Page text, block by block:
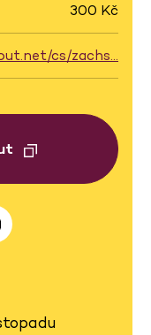
300 Kč
cs/zachs…